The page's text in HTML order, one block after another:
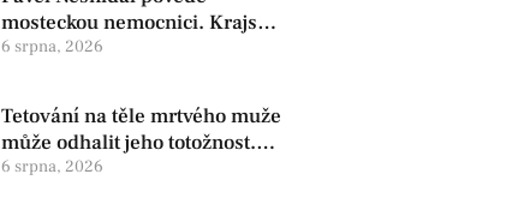
mosteckou nemocnici. Krajská
zdravotní oznámila změnu ve
6 srpna, 2026
Tetování na těle mrtvého muže
může odhalit jeho totožnost.
Policie žádá o pomoc
6 srpna, 2026